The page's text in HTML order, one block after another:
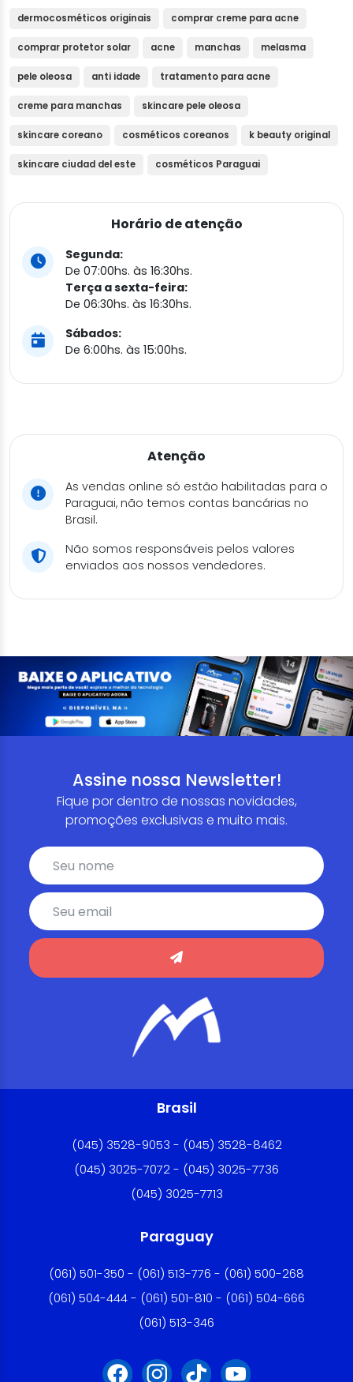
dermocosméticos originais comprar creme para acne
comprar protetor solar acne manchas melasma
pele oleosa anti idade tratamento para acne
creme para manchas skincare pele oleosa
skincare coreano cosméticos coreanos k beauty original
skincare ciudad del este cosméticos Paraguai
Horário de atenção
Segunda:
De 07:00hs. às 16:30hs.
Terça a sexta-feira:
De 06:30hs. às 16:30hs.
Sábados:
De 6:00hs. às 15:00hs.
Atenção
As vendas online só estão habilitadas para o
Paraguai, não temos contas bancárias no
Brasil.
Não somos responsáveis pelos valores
enviados aos nossos vendedores.
Assine nossa Newsletter!
Fique por dentro de nossas novidades,
promoções exclusivas e muito mais.
Brasil
(045) 3528-9053 - (045) 3528-8462
(045) 3025-7072 - (045) 3025-7736
(045) 3025-7713
Paraguay
(061) 501-350 - (061) 513-776 - (061) 500-268
(061) 504-444 - (061) 501-810 - (061) 504-666
(061) 513-346